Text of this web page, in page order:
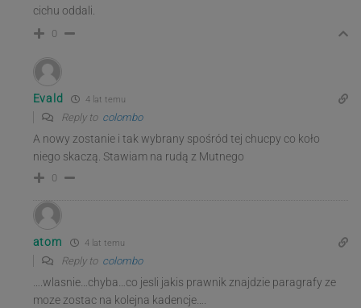
cichu oddali.
0
Evald 4 lat temu
Reply to colombo
A nowy zostanie i tak wybrany spośród tej chucpy co koło
niego skaczą. Stawiam na rudą z Mutnego
0
atom 4 lat temu
Reply to colombo
….wlasnie…chyba…co jesli jakis prawnik znajdzie paragrafy ze
moze zostac na kolejna kadencje….